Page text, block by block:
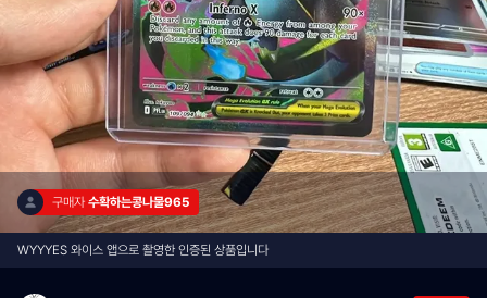
구매자 수확하는콩나물965
WYYYES 와이스 앱으로 촬영한 인증된 상품입니다